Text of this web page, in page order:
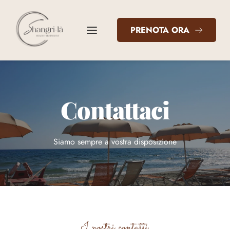
PRENOTA ORA
Contattaci
Siamo sempre a vostra disposizione